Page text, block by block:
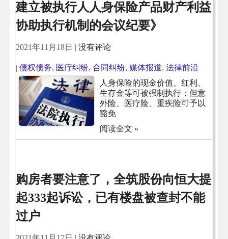
建立被执行人人身保险产品财产利益
协助执行机制的会议纪要》
2021年11月18日 | 没有评论
| 债权债务, 医疗纠纷, 合同纠纷, 媒体报道, 法律前沿
人身保险的现金价值、红利、
生存金等可被强制执行；但意
外险、医疗险、重疾险可予以
豁免
阅读全文 »
购房者要注意了，全筑股份向恒大提
起333起诉讼，已有楼盘被查封不能
过户